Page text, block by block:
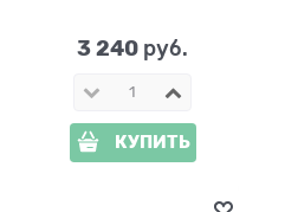
3 240 руб.
КУПИТЬ